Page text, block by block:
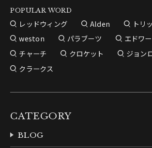
POPULAR WORD
レッドウィング Alden
トリ
weston
パラブーツ
エドワ
チャーチ
クロケット
ジョン
クラークス
CATEGORY
BLOG